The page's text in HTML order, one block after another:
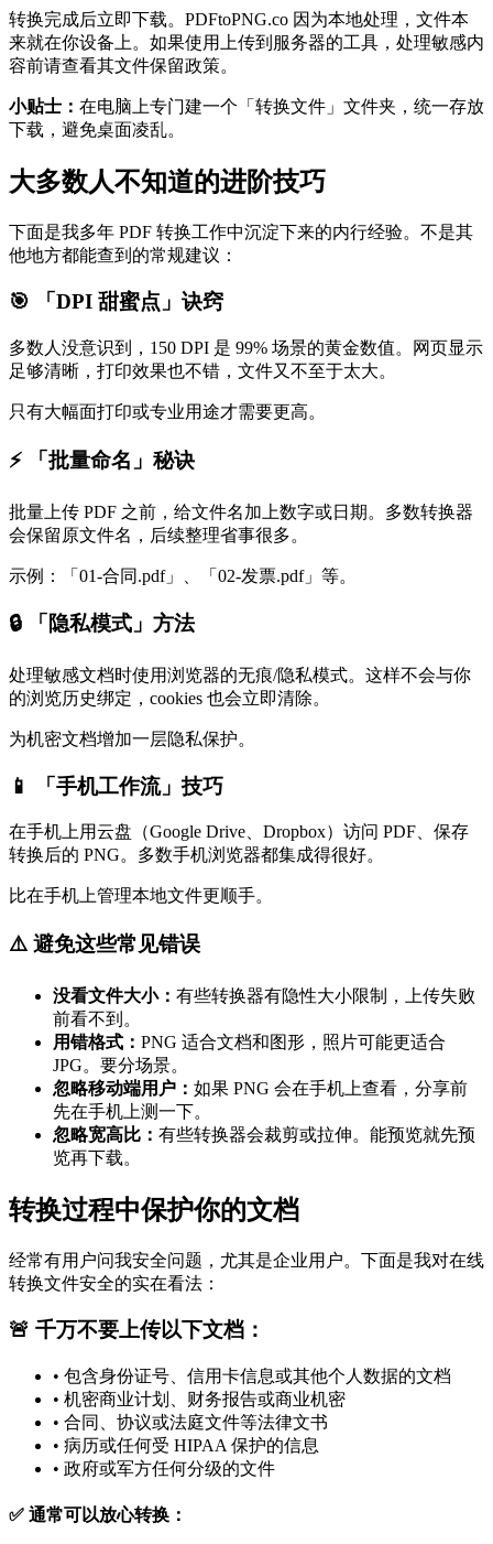
转换完成后立即下载。PDFtoPNG.co 因为本地处理，文件本
来就在你设备上。如果使用上传到服务器的工具，处理敏感内
容前请查看其文件保留政策。
小贴士： 在电脑上专门建一个「转换文件」文件夹，统一存放
下载，避免桌面凌乱。
大多数人不知道的进阶技巧
下面是我多年 PDF 转换工作中沉淀下来的内行经验。不是其
他地方都能查到的常规建议：
🎯 「DPI 甜蜜点」诀窍
多数人没意识到，150 DPI 是 99% 场景的黄金数值。网页显示
足够清晰，打印效果也不错，文件又不至于太大。
只有大幅面打印或专业用途才需要更高。
⚡ 「批量命名」秘诀
批量上传 PDF 之前，给文件名加上数字或日期。多数转换器
会保留原文件名，后续整理省事很多。
示例：「01-合同.pdf」、「02-发票.pdf」等。
🔒 「隐私模式」方法
处理敏感文档时使用浏览器的无痕/隐私模式。这样不会与你
的浏览历史绑定，cookies 也会立即清除。
为机密文档增加一层隐私保护。
📱 「手机工作流」技巧
在手机上用云盘（Google Drive、Dropbox）访问 PDF、保存
转换后的 PNG。多数手机浏览器都集成得很好。
比在手机上管理本地文件更顺手。
⚠️ 避免这些常见错误
没看文件大小： 有些转换器有隐性大小限制，上传失败
前看不到。
用错格式： PNG 适合文档和图形，照片可能更适合
JPG。要分场景。
忽略移动端用户： 如果 PNG 会在手机上查看，分享前
先在手机上测一下。
忽略宽高比： 有些转换器会裁剪或拉伸。能预览就先预
览再下载。
转换过程中保护你的文档
经常有用户问我安全问题，尤其是企业用户。下面是我对在线
转换文件安全的实在看法：
🚨 千万不要上传以下文档：
• 包含身份证号、信用卡信息或其他个人数据的文档
• 机密商业计划、财务报告或商业机密
• 合同、协议或法庭文件等法律文书
• 病历或任何受 HIPAA 保护的信息
• 政府或军方任何分级的文件
✅ 通常可以放心转换：